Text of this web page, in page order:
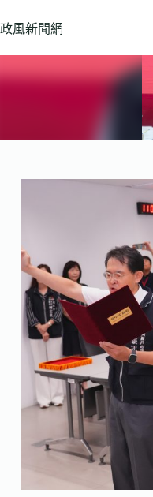
至
政風新聞網